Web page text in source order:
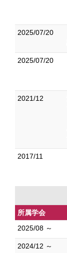
2025/07/20
2025/07/20
2021/12
2017/11
所属学会
2025/08 ～
2024/12 ～